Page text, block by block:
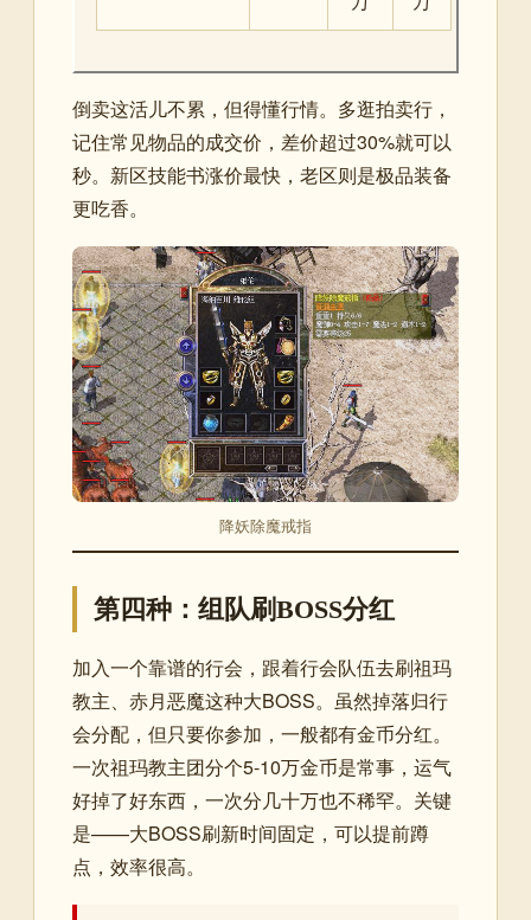
倒卖这活儿不累，但得懂行情。多逛拍卖行，
记住常见物品的成交价，差价超过30%就可以
秒。新区技能书涨价最快，老区则是极品装备
更吃香。
降妖除魔戒指
第四种：组队刷BOSS分红
加入一个靠谱的行会，跟着行会队伍去刷祖玛
教主、赤月恶魔这种大BOSS。虽然掉落归行
会分配，但只要你参加，一般都有金币分红。
一次祖玛教主团分个5-10万金币是常事，运气
好掉了好东西，一次分几十万也不稀罕。关键
是——大BOSS刷新时间固定，可以提前蹲
点，效率很高。